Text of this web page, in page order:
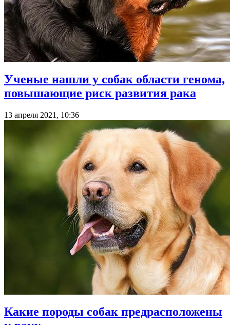
Ученые нашли у собак области генома,
повышающие риск развития рака
13 апреля 2021, 10:36
Какие породы собак предрасположены